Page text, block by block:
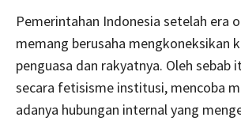
Pemerintahan Indonesia setelah era
memang berusaha mengkoneksikan
penguasa dan rakyatnya. Oleh sebab
secara fetisisme institusi, mencoba
adanya hubungan internal yang